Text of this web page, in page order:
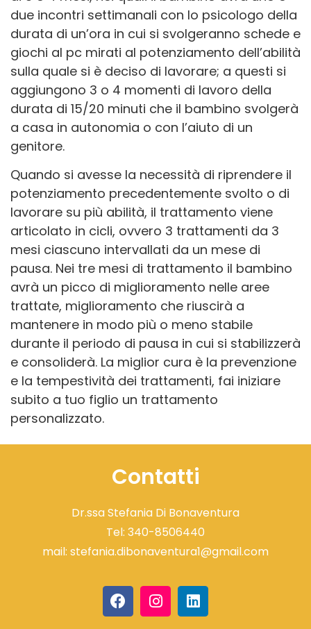
due incontri settimanali con lo psicologo della
durata di un’ora in cui si svolgeranno schede e
giochi al pc mirati al potenziamento dell’abilità
sulla quale si è deciso di lavorare; a questi si
aggiungono 3 o 4 momenti di lavoro della
durata di 15/20 minuti che il bambino svolgerà
a casa in autonomia o con l’aiuto di un
genitore.
Quando si avesse la necessità di riprendere il
potenziamento precedentemente svolto o di
lavorare su più abilità, il trattamento viene
articolato in cicli, ovvero 3 trattamenti da 3
mesi ciascuno intervallati da un mese di
pausa. Nei tre mesi di trattamento il bambino
avrà un picco di miglioramento nelle aree
trattate, miglioramento che riuscirà a
mantenere in modo più o meno stabile
durante il periodo di pausa in cui si stabilizzerà
e consoliderà. La miglior cura è la prevenzione
e la tempestività dei trattamenti, fai iniziare
subito a tuo figlio un trattamento
personalizzato.
Contatti
Dr.ssa Stefania Di Bonaventura
Tel: 340-8506440
mail: stefania.dibonaventura1@gmail.com